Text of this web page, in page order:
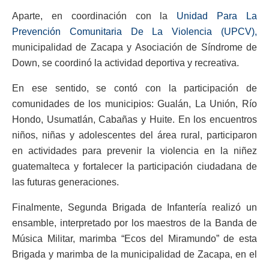
Aparte, en coordinación con la Unidad Para La
Prevención Comunitaria De La Violencia (UPCV),
municipalidad de Zacapa y Asociación de Síndrome de
Down, se coordinó la actividad deportiva y recreativa.
En ese sentido, se contó con la participación de
comunidades de los municipios: Gualán, La Unión, Río
Hondo, Usumatlán, Cabañas y Huite. En los encuentros
niños, niñas y adolescentes del área rural, participaron
en actividades para prevenir la violencia en la niñez
guatemalteca y fortalecer la participación ciudadana de
las futuras generaciones.
Finalmente, Segunda Brigada de Infantería realizó un
ensamble, interpretado por los maestros de la Banda de
Música Militar, marimba “Ecos del Miramundo” de esta
Brigada y marimba de la municipalidad de Zacapa, en el